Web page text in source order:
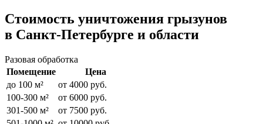
Стоимость уничтожения грызунов
в Санкт-Петербурге и области
Разовая обработка
Помещение
Цена
до 100 м²
от 4000 руб.
100-300 м²
от 6000 руб.
301-500 м²
от 7500 руб.